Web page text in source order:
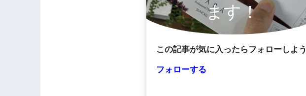
ます！
この記事が気に入ったらフォローしよう
フォローする